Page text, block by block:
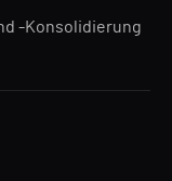
-Konsolidierung